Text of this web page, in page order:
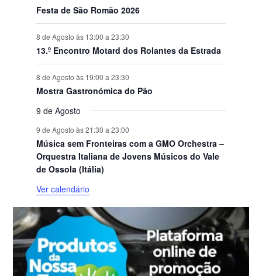
Festa de São Romão 2026
8 de Agosto às 13:00 a 23:30
13.º Encontro Motard dos Rolantes da Estrada
8 de Agosto às 19:00 a 23:30
Mostra Gastronómica do Pão
9 de Agosto
9 de Agosto às 21:30 a 23:00
Música sem Fronteiras com a GMO Orchestra –
Orquestra Italiana de Jovens Músicos do Vale
de Ossola (Itália)
Ver calendário